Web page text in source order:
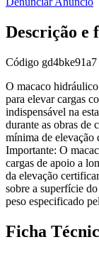
Descrição e
Código gd4bke91a7
O macaco
para elevar cargas
indispensável na
durante as obras de
mínima de elevação
Importante: O
cargas de apoio a
da elevação
sobre a superfície
peso especificado
Ficha